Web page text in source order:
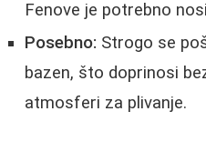
Fenove je potrebno
Posebno: Strogo se
bazen, što doprinosi
atmosferi za plivanje.